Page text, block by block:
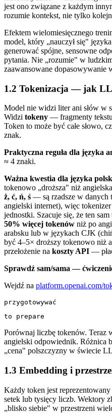
jest ono związane z każdym
rozumie kontekst, nie tylko
Efektem wielomiesięcznego
model, który „nauczył się"
generować spójne, sensowne
pytania. Nie „rozumie" w
zaawansowane dopasowywanie
1.2 Tokenizacja — jak
Model nie widzi liter ani słów w
Widzi tokeny — fragmenty
Token to może być całe słowo,
znak.
Praktyczna reguła dla języka
≈ 4 znaki.
Ważna kwestia dla języka
tokenowo „droższa" niż
ż, ć, ń, ś — są rzadsze w danych
angielski internet), więc
jednostki. Szacuje się, że ten
50% więcej tokenów niż po
arabsku lub w językach CJK
być 4–5× droższy tokenowo niż
przełożenie na koszty API —
Sprawdź sam/sama —
Wejdź na platform.openai.com/
Porównaj liczbę tokenów. Teraz
angielski odpowiednik. Różnica
„cena" polszczyzny w świecie
1.3 Embedding i
Każdy token jest
setek lub tysięcy liczb. Wektory
„blisko siebie" w przestrzeni